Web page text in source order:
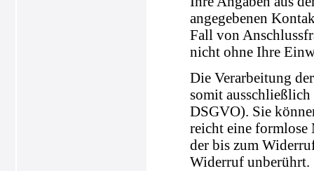
angegebenen
Fall von
nicht ohne Ihre
Die Verarbeitung
somit
DSGVO). Sie
reicht eine
der bis zum
Widerruf unberührt.